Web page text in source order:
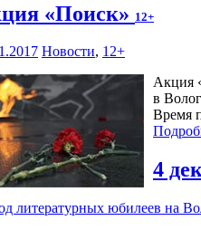
«Поиск» 12+
Новости, 12+
Акция
в
Время
4
литературных юбилеев на